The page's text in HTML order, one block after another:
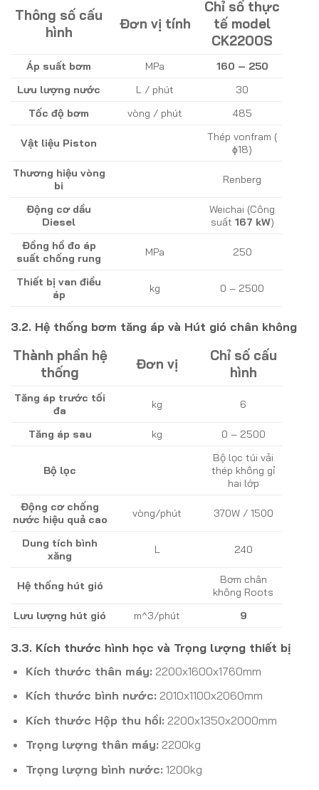
Thông số cấu
hình
Đơn vị tính
Chỉ số thực
tế model
CK2200S
Áp suất bơm MPa
160 – 250
Lưu lượng nước
L / phút
30
Tốc độ bơm
vòng / phút 485
Vật liệu Piston
Thép vonfram (
ɸ18)
Thương hiệu vòng
bi
Renberg
Động cơ dầu
Diesel
Weichai (Công
suất 167 kW)
Đồng hồ đo áp
suất chống rung
MPa 250
Thiết bị van điều
áp
kg 0 – 2500
3.2. Hệ thống bơm tăng áp và Hút gió chân không
Thành phần hệ
thống
Đơn vị
Chỉ số cấu
hình
Tăng áp trước tối
đa
kg 6
Tăng áp sau kg 0 – 2500
Bộ lọc
Bộ lọc túi vải
thép không gỉ
hai lớp
Động cơ chống
nước hiệu quả cao
vòng/phút 370W / 1500
Dung tích bình
xăng
L 240
Hệ thống hút gió
Bơm chân
không Roots
Lưu lượng hút gió
m^3/phút 9
3.3. Kích thước hình học và Trọng lượng thiết bị
Kích thước thân máy: 2200x1600x1760mm
Kích thước bình nước: 2010x1100x2060mm
Kích thước Hộp thu hồi: 2200x1350x2000mm
Trọng lượng thân máy: 2200kg
Trọng lượng bình nước: 1200kg